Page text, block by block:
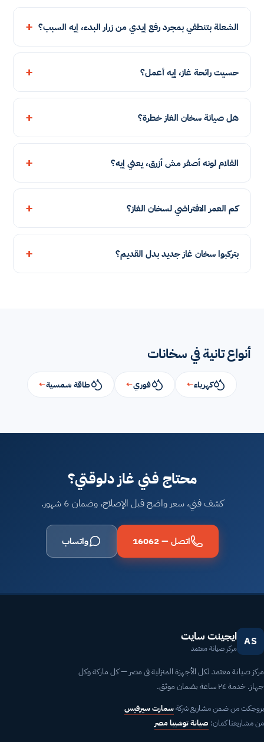
الشعلة بتنطفي بمجرد رفع إيدي من زرار البدء، إيه السبب؟
حسيت رائحة غاز، إيه أعمل؟
هل صيانة سخان الغاز خطرة؟
الفلام لونه أصفر مش أزرق، يعني إيه؟
كم العمر الافتراضي لسخان الغاز؟
بتركبوا سخان غاز جديد بدل القديم؟
أنواع تانية في سخانات
كهرباء← فوري← طاقة شمسية←
محتاج فني غاز دلوقتي؟
كشف فني، سعر واضح قبل الإصلاح، وضمان 6 شهور.
اتصل — 16062 واتساب
AS ايجينت سايت
مركز صيانة معتمد
مركز صيانة معتمد لكل الأجهزة المنزلية في مصر — كل ماركة وكل
جهاز. خدمة ٢٤ ساعة بضمان موثق.
بروجكت من ضمن مشاريع شركةسمارت سيرفيس
من مشاريعنا كمان: صيانة توشيبا مصر